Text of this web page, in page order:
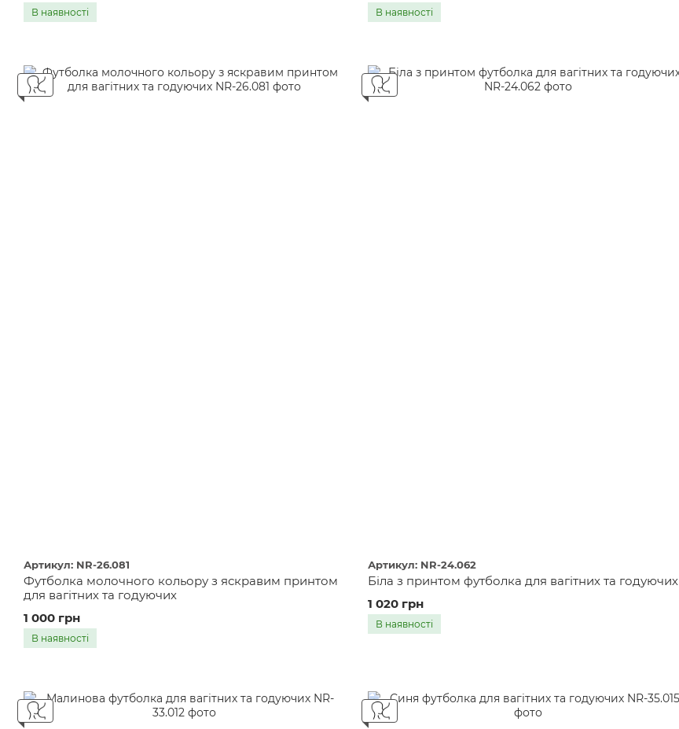
В наявності В наявності
Артикул: NR-26.081
Футболка молочного кольору з яскравим принтом
для вагітних та годуючих
1 000 грн
В наявності
Артикул: NR-24.062
Біла з принтом футболка для вагітних та годуючих
1 020 грн
В наявності